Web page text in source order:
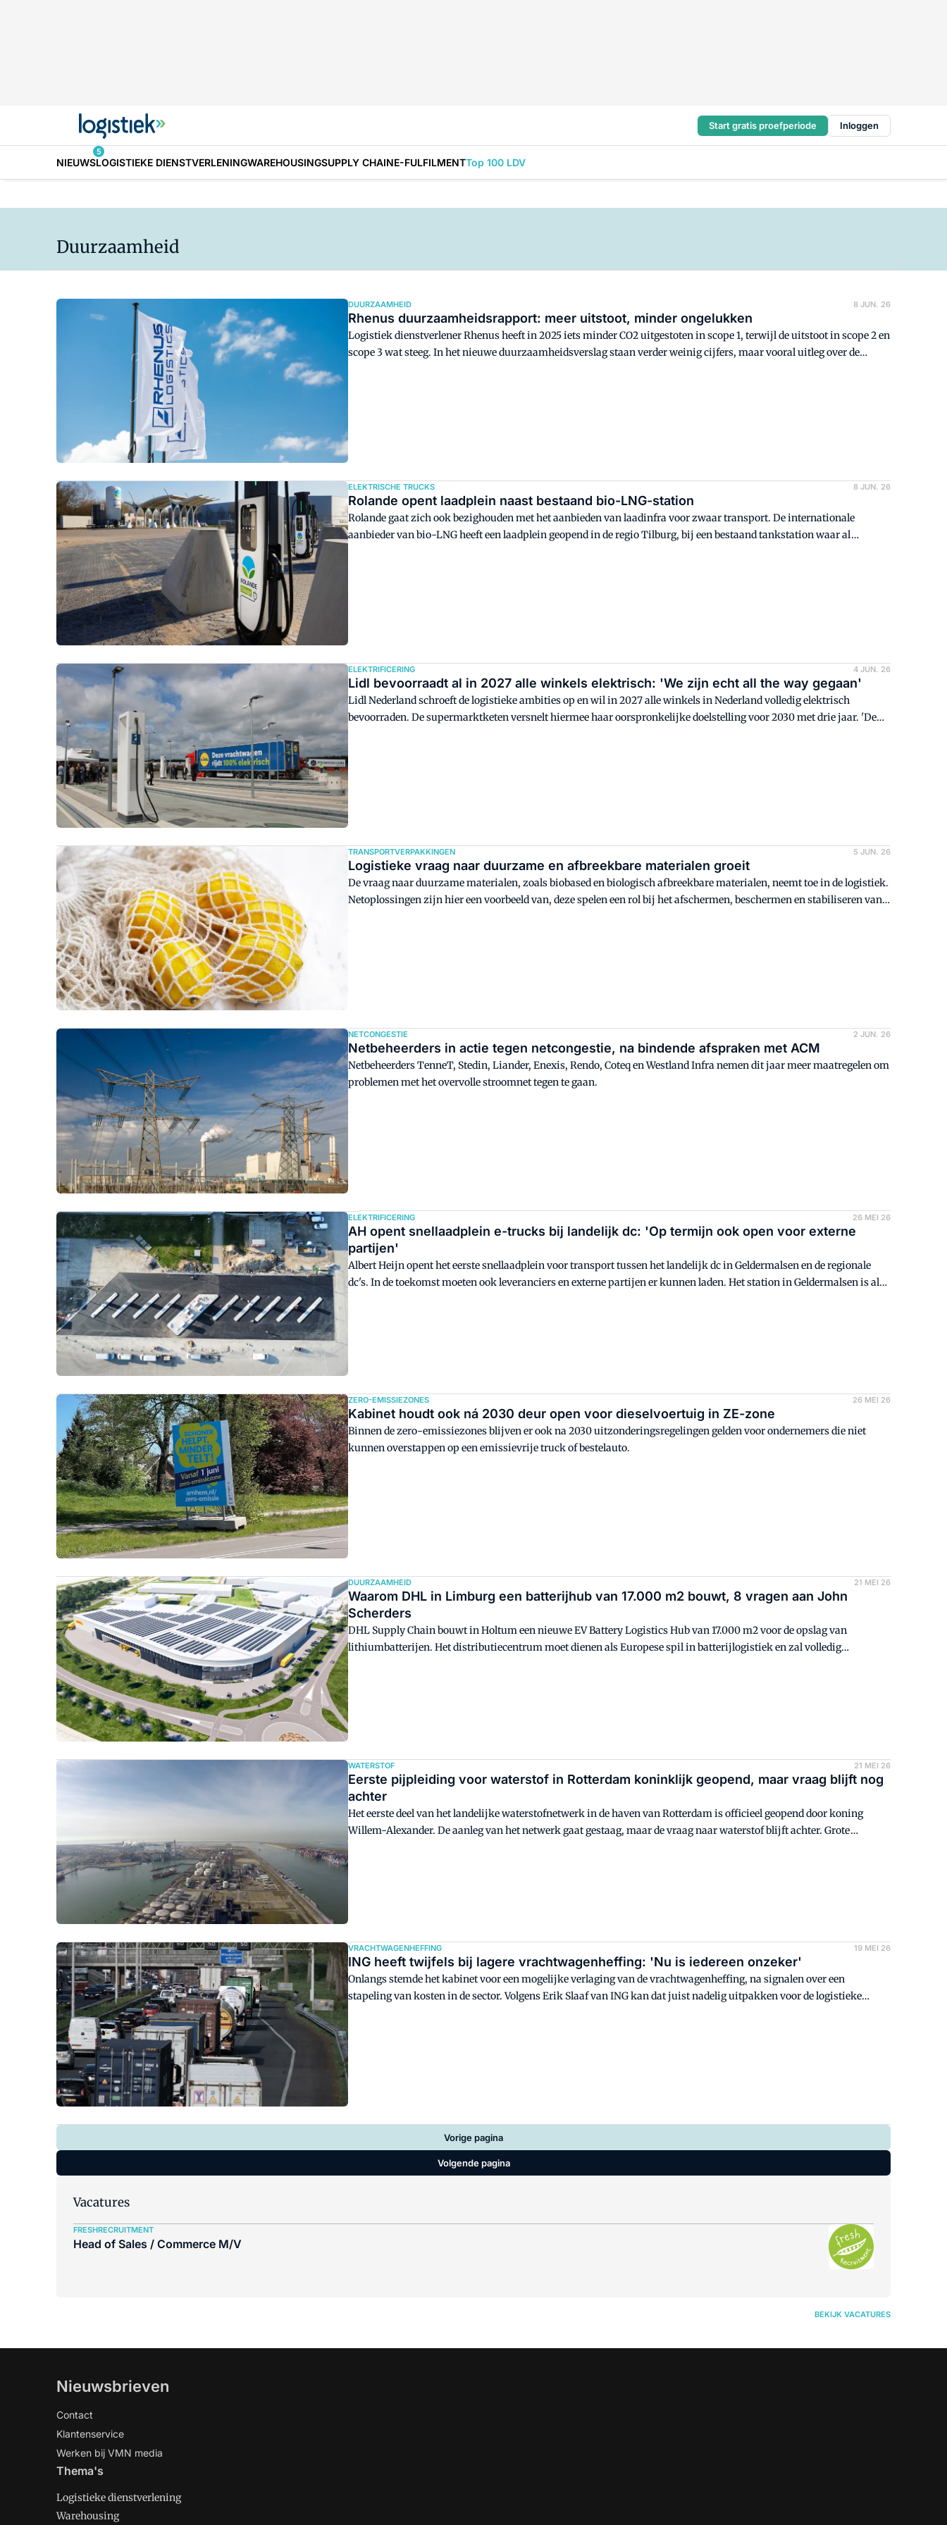
Start gratis proefperiode Inloggen
NIEUWS
5
LOGISTIEKE DIENSTVERLENINGWAREHOUSINGSUPPLY CHAINE-FULFILMENTTop 100 LDV
Duurzaamheid
DUURZAAMHEID 8 JUN. 26
Rhenus duurzaamheidsrapport: meer uitstoot, minder ongelukken
Logistiek dienstverlener Rhenus heeft in 2025 iets minder CO2 uitgestoten in scope 1, terwijl de uitstoot in scope 2 en
scope 3 wat steeg. In het nieuwe duurzaamheidsverslag staan verder weinig cijfers, maar vooral uitleg over de
ELEKTRISCHE TRUCKS 8 JUN. 26
Rolande opent laadplein naast bestaand bio-LNG-station
Rolande gaat zich ook bezighouden met het aanbieden van laadinfra voor zwaar transport. De internationale
aanbieder van bio-LNG heeft een laadplein geopend in de regio Tilburg, bij een bestaand tankstation waar al
ELEKTRIFICERING 4 JUN. 26
Lidl bevoorraadt al in 2027 alle winkels elektrisch: 'We zijn echt all the way gegaan'
Lidl Nederland schroeft de logistieke ambities op en wil in 2027 alle winkels in Nederland volledig elektrisch
bevoorraden. De supermarktketen versnelt hiermee haar oorspronkelijke doelstelling voor 2030 met drie jaar. 'De
TRANSPORTVERPAKKINGEN 5 JUN. 26
Logistieke vraag naar duurzame en afbreekbare materialen groeit
De vraag naar duurzame materialen, zoals biobased en biologisch afbreekbare materialen, neemt toe in de logistiek.
Netoplossingen zijn hier een voorbeeld van, deze spelen een rol bij het afschermen, beschermen en stabiliseren van
NETCONGESTIE 2 JUN. 26
Netbeheerders in actie tegen netcongestie, na bindende afspraken met ACM
Netbeheerders TenneT, Stedin, Liander, Enexis, Rendo, Coteq en Westland Infra nemen dit jaar meer maatregelen om
problemen met het overvolle stroomnet tegen te gaan.
ELEKTRIFICERING 26 MEI 26
AH opent snellaadplein e-trucks bij landelijk dc: 'Op termijn ook open voor externe
partijen'
Albert Heijn opent het eerste snellaadplein voor transport tussen het landelijk dc in Geldermalsen en de regionale
dc's. In de toekomst moeten ook leveranciers en externe partijen er kunnen laden. Het station in Geldermalsen is al
ZERO-EMISSIEZONES 26 MEI 26
Kabinet houdt ook ná 2030 deur open voor dieselvoertuig in ZE-zone
Binnen de zero-emissiezones blijven er ook na 2030 uitzonderingsregelingen gelden voor ondernemers die niet
kunnen overstappen op een emissievrije truck of bestelauto.
DUURZAAMHEID 21 MEI 26
Waarom DHL in Limburg een batterijhub van 17.000 m2 bouwt, 8 vragen aan John
Scherders
DHL Supply Chain bouwt in Holtum een nieuwe EV Battery Logistics Hub van 17.000 m2 voor de opslag van
lithiumbatterijen. Het distributiecentrum moet dienen als Europese spil in batterijlogistiek en zal volledig
WATERSTOF 21 MEI 26
Eerste pijpleiding voor waterstof in Rotterdam koninklijk geopend, maar vraag blijft nog
achter
Het eerste deel van het landelijke waterstofnetwerk in de haven van Rotterdam is officieel geopend door koning
Willem-Alexander. De aanleg van het netwerk gaat gestaag, maar de vraag naar waterstof blijft achter. Grote
VRACHTWAGENHEFFING 19 MEI 26
ING heeft twijfels bij lagere vrachtwagenheffing: 'Nu is iedereen onzeker'
Onlangs stemde het kabinet voor een mogelijke verlaging van de vrachtwagenheffing, na signalen over een
stapeling van kosten in de sector. Volgens Erik Slaaf van ING kan dat juist nadelig uitpakken voor de logistieke
Vorige pagina
Volgende pagina
Vacatures
FRESHRECRUITMENT
Head of Sales / Commerce M/V
BEKIJK VACATURES
Nieuwsbrieven
Contact
Klantenservice
Werken bij VMN media
Thema's
Logistieke dienstverlening
Warehousing